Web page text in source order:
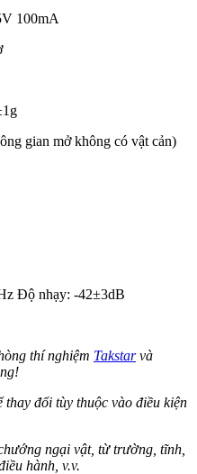
100mA
gian mở không có vật cản)
Độ nhạy: -42±3dB
thí nghiệm Takstarvà
đổi tùy thuộc vào điều kiện
ngại vật, từ trường, tĩnh,
hành, v.v.